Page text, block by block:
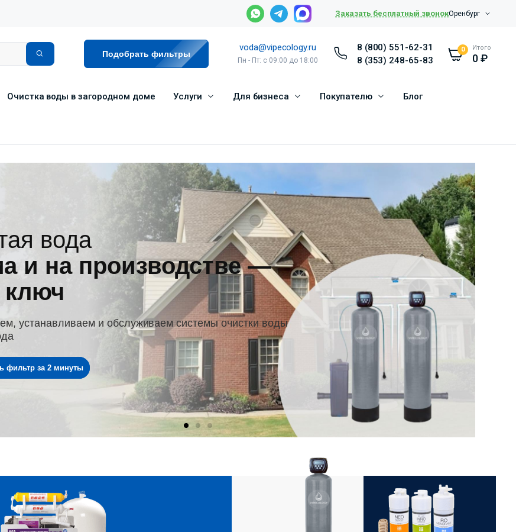
Заказать бесплатный звонокОренбург
Подобрать фильтры
voda@vipecology.ru
Пн - Пт: с 09:00 до 18:00
8 (800) 551-62-31
8 (353) 248-65-83
0 Итого
0₽
Очистка воды в загородном доме Услуги Для бизнеса Покупателю Блог
вода
и на производстве —
ключ
устанавливаем и обслуживаем системы очистки воды
фильтр за 2 минуты